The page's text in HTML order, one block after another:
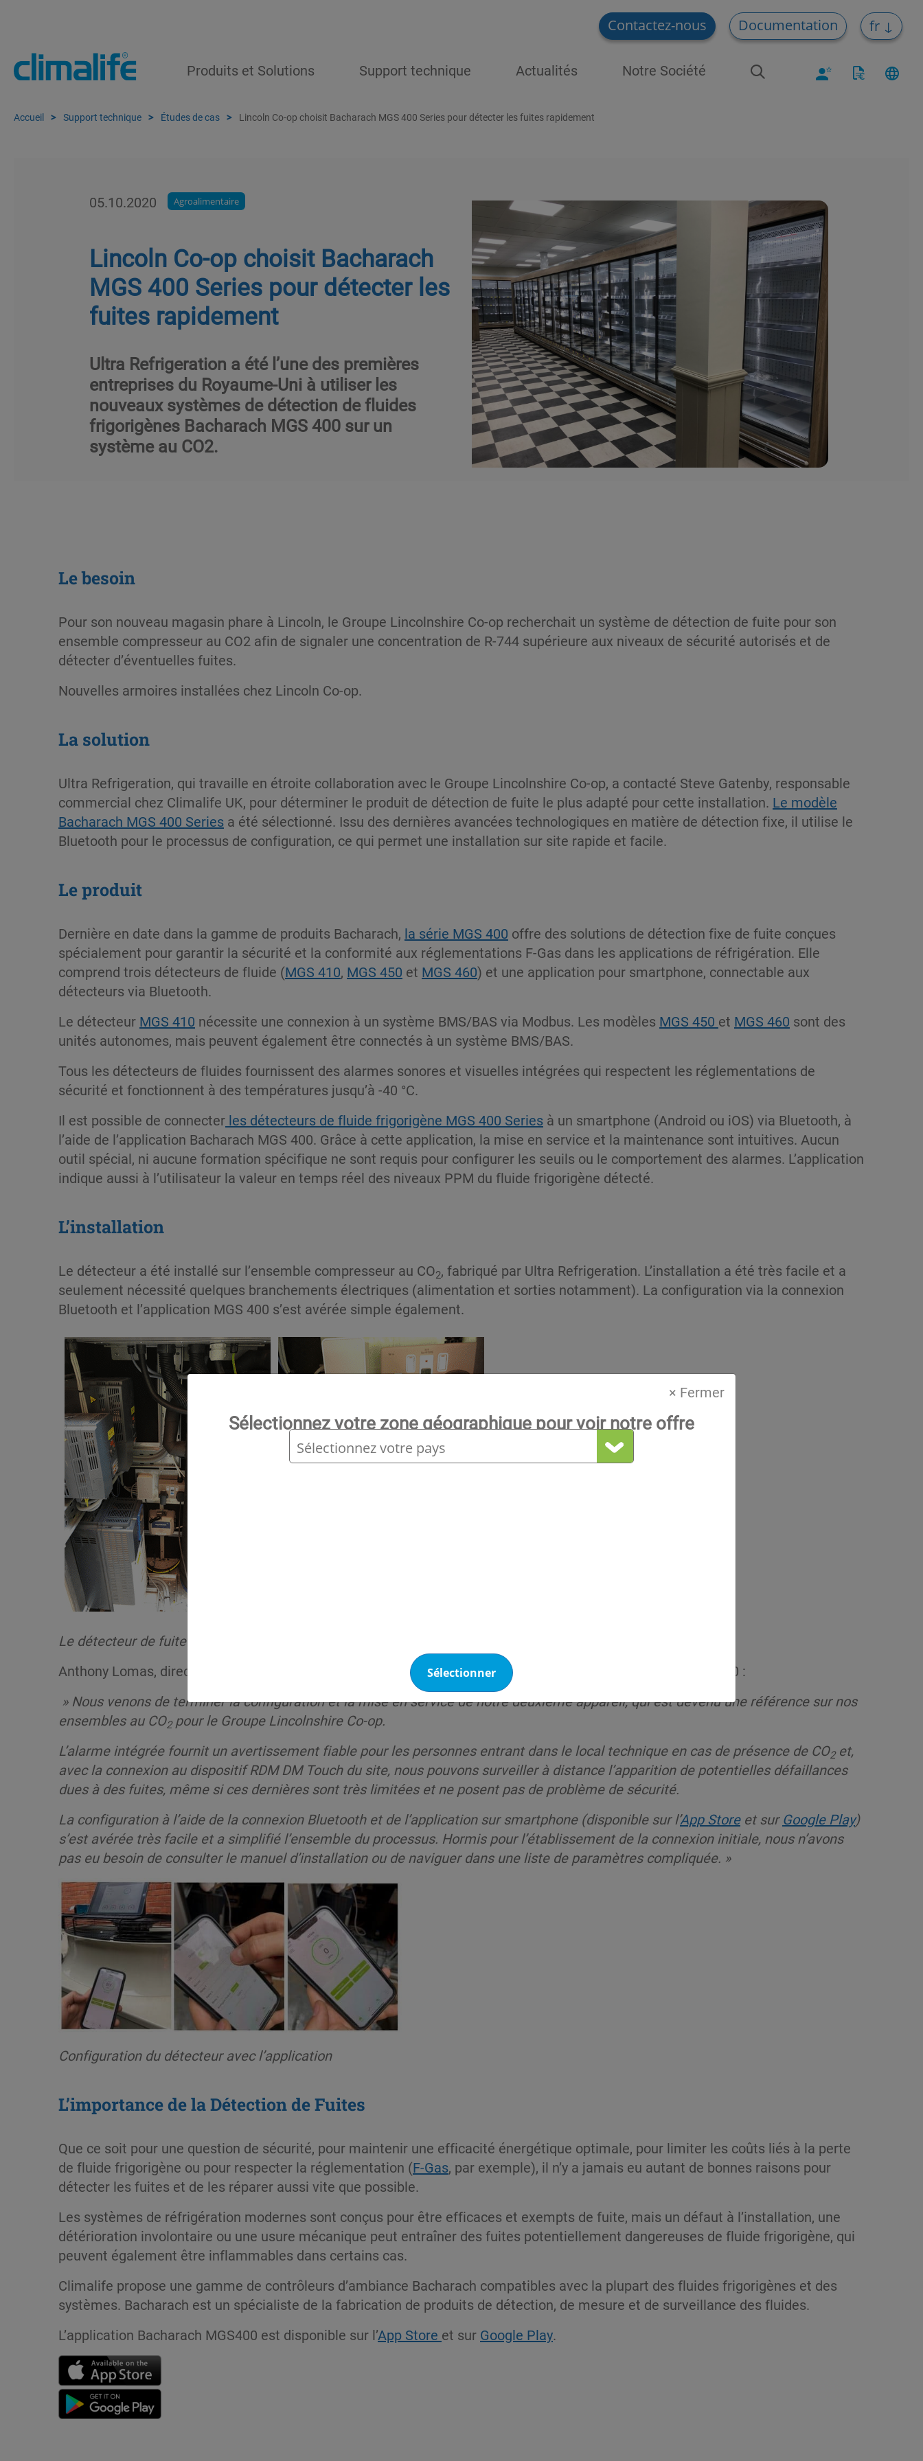
Contactez-nous Documentation fr
Produits et Solutions Support technique Actualités Notre Société
Accueil Support technique Études de cas Lincoln Co-op choisit Bacharach MGS 400 Series pour détecter les fuites rapidement
× Fermer
Sélectionnez votre zone géographique pour voir notre offre
locale
Sélectionner
05.10.2020 Agroalimentaire
Lincoln Co-op choisit Bacharach
MGS 400 Series pour détecter les
fuites rapidement
Ultra Refrigeration a été l’une des premières
entreprises du Royaume-Uni à utiliser les
nouveaux systèmes de détection de fluides
frigorigènes Bacharach MGS 400 sur un
système au CO2.
Le besoin
Pour son nouveau magasin phare à Lincoln, le Groupe Lincolnshire Co-op recherchait un système de détection de fuite pour son
ensemble compresseur au CO2 afin de signaler une concentration de R-744 supérieure aux niveaux de sécurité autorisés et de
détecter d’éventuelles fuites.
Nouvelles armoires installées chez Lincoln Co-op.
La solution
Ultra Refrigeration, qui travaille en étroite collaboration avec le Groupe Lincolnshire Co-op, a contacté Steve Gatenby, responsable
commercial chez Climalife UK, pour déterminer le produit de détection de fuite le plus adapté pour cette installation. Le modèle
Bacharach MGS 400 Series a été sélectionné. Issu des dernières avancées technologiques en matière de détection fixe, il utilise le
Bluetooth pour le processus de configuration, ce qui permet une installation sur site rapide et facile.
Le produit
Dernière en date dans la gamme de produits Bacharach, la série MGS 400 offre des solutions de détection fixe de fuite conçues
spécialement pour garantir la sécurité et la conformité aux réglementations F-Gas dans les applications de réfrigération. Elle
comprend trois détecteurs de fluide (MGS 410, MGS 450 et MGS 460) et une application pour smartphone, connectable aux
détecteurs via Bluetooth.
Le détecteur MGS 410 nécessite une connexion à un système BMS/BAS via Modbus. Les modèles MGS 450 et MGS 460 sont des
unités autonomes, mais peuvent également être connectés à un système BMS/BAS.
Tous les détecteurs de fluides fournissent des alarmes sonores et visuelles intégrées qui respectent les réglementations de
sécurité et fonctionnent à des températures jusqu’à -40 °C.
Il est possible de connecter les détecteurs de fluide frigorigène MGS 400 Series à un smartphone (Android ou iOS) via Bluetooth, à
l’aide de l’application Bacharach MGS 400. Grâce à cette application, la mise en service et la maintenance sont intuitives. Aucun
outil spécial, ni aucune formation spécifique ne sont requis pour configurer les seuils ou le comportement des alarmes. L’application
indique aussi à l’utilisateur la valeur en temps réel des niveaux PPM du fluide frigorigène détecté.
L’installation
Le détecteur a été installé sur l’ensemble compresseur au CO2, fabriqué par Ultra Refrigeration. L’installation a été très facile et a
seulement nécessité quelques branchements électriques (alimentation et sorties notamment). La configuration via la connexion
Bluetooth et l’application MGS 400 s’est avérée simple également.
Le détecteur de fuite installé sur l’ensemble compresseur CO
Anthony Lomas, directeur des opérations chez Ultra Refrigeration, ne tarit pas d’éloges sur le système MGS 400 :
» Nous venons de terminer la configuration et la mise en service de notre deuxième appareil, qui est devenu une référence sur nos
ensembles au CO2pour le Groupe Lincolnshire Co-op.
L’alarme intégrée fournit un avertissement fiable pour les personnes entrant dans le local technique en cas de présence de CO2et,
avec la connexion au dispositif RDM DM Touch du site, nous pouvons surveiller à distance l’apparition de potentielles défaillances
dues à des fuites, même si ces dernières sont très limitées et ne posent pas de problème de sécurité.
La configuration à l’aide de la connexion Bluetooth et de l’application sur smartphone (disponible sur l’App Storeet surGoogle Play)
s’est avérée très facile et a simplifié l’ensemble du processus. Hormis pour l’établissement de la connexion initiale, nous n’avons
pas eu besoin de consulter le manuel d’installation ou de naviguer dans une liste de paramètres compliquée. »
Configuration du détecteur avec l’application
L’importance de la Détection de Fuites
Que ce soit pour une question de sécurité, pour maintenir une efficacité énergétique optimale, pour limiter les coûts liés à la perte
de fluide frigorigène ou pour respecter la réglementation (F-Gas, par exemple), il n’y a jamais eu autant de bonnes raisons pour
détecter les fuites et de les réparer aussi vite que possible.
Les systèmes de réfrigération modernes sont conçus pour être efficaces et exempts de fuite, mais un défaut à l’installation, une
détérioration involontaire ou une usure mécanique peut entraîner des fuites potentiellement dangereuses de fluide frigorigène, qui
peuvent également être inflammables dans certains cas.
Climalife propose une gamme de contrôleurs d’ambiance Bacharach compatibles avec la plupart des fluides frigorigènes et des
systèmes. Bacharach est un spécialiste de la fabrication de produits de détection, de mesure et de surveillance des fluides.
L’application Bacharach MGS400 est disponible sur l’App Store et sur Google Play.